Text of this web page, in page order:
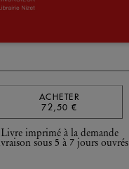
ACHETER
72,50 €
Livre imprimé à la demande
sous 5 à 7 jours ouvrés